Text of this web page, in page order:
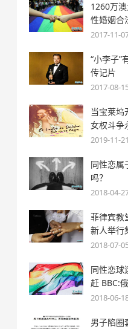
1260万
性婚姻合
2017-11-
“小李子”
传记片
2017-08-
当宝莱坞
女权斗争
2019-11-21
同性恋属
吗？
2018-04-
菲律宾教
新人举行
2018-07-
同性恋球
赶 BBC:
2018-06-
男子陷圈